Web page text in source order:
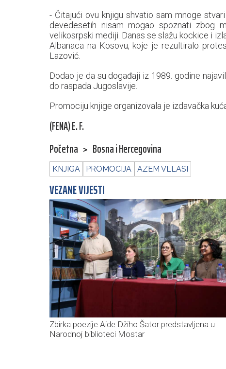
- Čitajući ovu knjigu shvatio sam mnoge
devedesetih nisam mogao spoznati zbog
velikosrpski mediji. Danas se slažu kockice i
Albanaca na Kosovu, koje je rezultiralo
Lazović.
Dodao je da su događaji iz 1989. godine
do raspada Jugoslavije.
Promociju knjige organizovala je izdavačka
(FENA) E. F.
Početna > Bosna i Hercegovina
KNJIGA PROMOCIJA AZEM VLLASI
VEZANE VIJESTI
Zbirka poezije Aide Džiho Šator predstavljena u
Narodnoj biblioteci Mostar